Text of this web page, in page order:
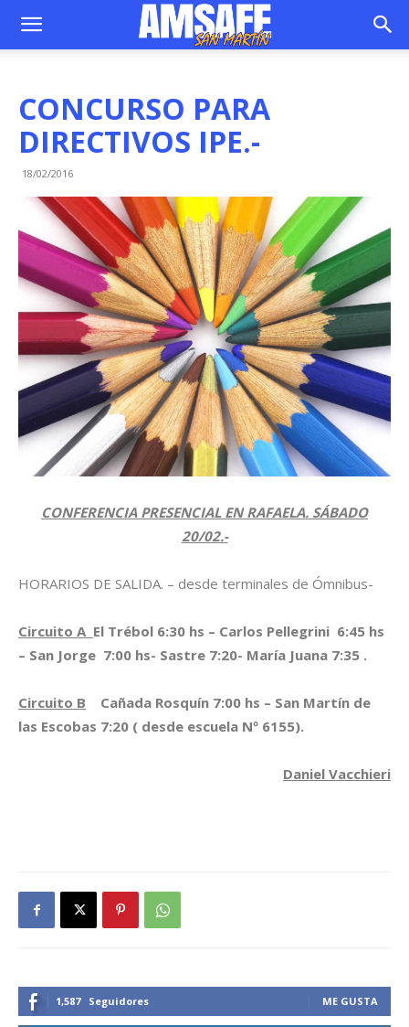
CONCURSO PARA
DIRECTIVOS IPE.-
18/02/2016
CONFERENCIA PRESENCIAL EN RAFAELA. SÁBADO
20/02.-
HORARIOS DE SALIDA. – desde terminales de Ómnibus-
Circuito A El Trébol 6:30 hs – Carlos Pellegrini 6:45 hs
– San Jorge 7:00 hs- Sastre 7:20- María Juana 7:35 .
Circuito B Cañada Rosquín 7:00 hs – San Martín de
las Escobas 7:20 ( desde escuela Nº 6155).
Daniel Vacchieri
1,587 Seguidores ME GUSTA